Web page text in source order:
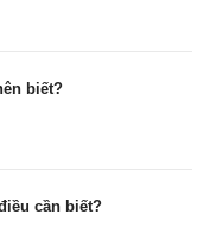
biết?
cần biết?